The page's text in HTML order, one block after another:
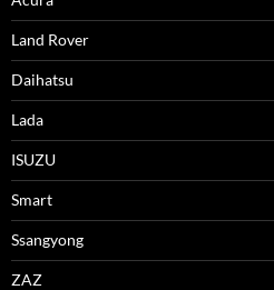
Land Rover
Daihatsu
Lada
ISUZU
Smart
Ssangyong
ZAZ